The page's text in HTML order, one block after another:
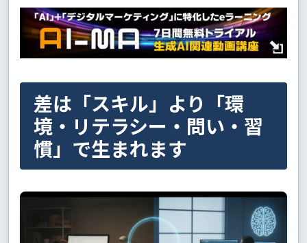
差は「スキル」より「環
境・リテラシー・問い・習
慣」で生まれます